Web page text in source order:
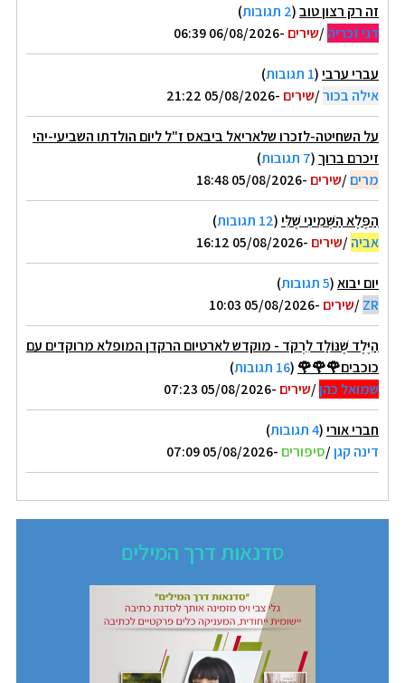
זה רק רצון טוב(2 תגובות
)
דני זכריה/שירים -06/08/2026 06:39
עברי ערבי(1 תגובות
)
אילה בכור/שירים -05/08/2026 21:22
על השחיטה-לזכרו שלאריאל ביבאס ז"ל ליום הולדתו השביעי-יהי
זיכרם ברוך(7 תגובות
)
מרים/שירים -05/08/2026 18:48
הַפֶּלֶא הַשְּׁמִינִי שֶׁלִּי(12 תגובות
)
אביה/שירים -05/08/2026 16:12
יום יבוא(5 תגובות
)
ZR
/שירים -05/08/2026 10:03
הַיֶּלֶד שֶׁנּוֹלַד לִרְקֹד - מוקדש לארטיום הרקדן המופלא מרוקדים עם
כוכבים🌹🌹🌹 (16 תגובות
)
שמואל כהן/שירים -05/08/2026 07:23
חברי אורי(4 תגובות
)
דינה קגן/סיפורים -05/08/2026 07:09
סדנאות דרך המילים